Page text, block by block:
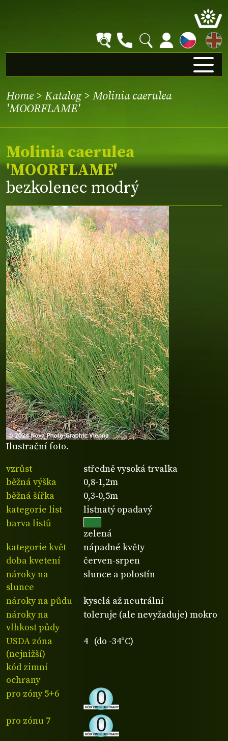
EN
Home > Katalog> Molinia caerulea
'MOORFLAME'
Ilustrační foto.
Molinia caerulea
'MOORFLAME'
bezkolenec modrý
vzrůst
středně vysoká trvalka
běžná výška
0,8-1,2m
běžná šířka
0,3-0,5m
kategorie list
listnatý opadavý
barva listů
zelená
kategorie květ
nápadné květy
doba kvetení
červen-srpen
nároky na
slunce
slunce a polostín
nároky na půdu
kyselá až neutrální
nároky na
vlhkost půdy
toleruje (ale nevyžaduje) mokro
USDA zóna
(nejnižší)
4 (do -34°C)
kód zimní
ochrany
pro zóny 5+6
pro zónu 7